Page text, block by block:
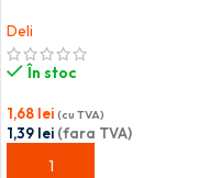
Deli
În stoc
1,68 lei (cu TVA)
1,39 lei (fara TVA)
ADAUGĂ ÎN COȘ